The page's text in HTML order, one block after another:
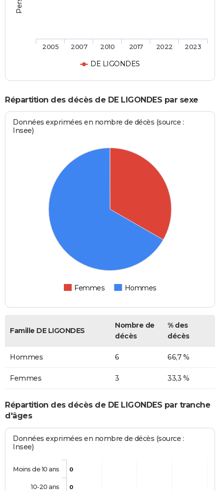
DE LIGONDES
2005 2007 2010 2017 2022 2023
Répartition des décès de DE LIGONDES par sexe
Données exprimées en nombre de décès (source :
Insee)
Femmes Hommes
Famille DE LIGONDES
Nombre de
décès
% des
décès
Hommes 6 66,7 %
Femmes 3 33,3 %
Répartition des décès de DE LIGONDES par tranche
d'âges
Données exprimées en nombre de décès (source :
Insee)
0
0
Moins de 10 ans
10-20 ans